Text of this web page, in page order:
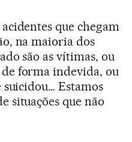
que chegam
na maioria dos
são as vítimas, ou
forma indevida, ou
Estamos
situações que não